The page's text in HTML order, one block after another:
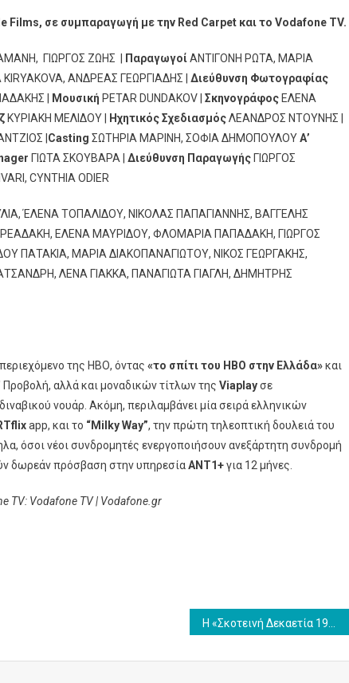
Films, σε συμπαραγωγή με την Red Carpet και το Vodafone TV.
ΓΙΩΡΓΟΣ ΖΩΗΣ | ΠαραγωγοίΑΝΤΙΓΟΝΗ ΡΩΤΑ, ΜΑΡΙΑ
KIRYAKOVA, ΑΝΔΡΕΑΣ ΓΕΩΡΓΙΑΔΗΣ | Διεύθυνση Φωτογραφίας
| Μουσική PETAR DUNDAKOV | Σκηνογράφος ΕΛΕΝΑ
ΚΥΡΙΑΚΗ ΜΕΛΙΔΟΥ | Ηχητικός ΣχεδιασμόςΛΕΑΝΔΡΟΣ ΝΤΟΥΝΗΣ |
| Casting ΣΩΤΗΡΙΑ ΜΑΡΙΝΗ, ΣΟΦΙΑ ΔΗΜΟΠΟΥΛΟΥΑ’
ΓΙΩΤΑ ΣΚΟΥΒΑΡΑ | Διεύθυνση Παραγωγής ΓΙΩΡΓΟΣ
CYNTHIA ODIER
ΈΛΕΝΑ ΤΟΠΑΛΙΔΟΥ, ΝΙΚΟΛΑΣ ΠΑΠΑΓΙΑΝΝΗΣ, ΒΑΓΓΕΛΗΣ
ΕΛΕΝΑ ΜΑΥΡΙΔΟΥ, ΦΛΟΜΑΡΙΑ ΠΑΠΑΔΑΚΗ, ΓΙΩΡΓΟΣ
ΠΑΤΑΚΙΑ, ΜΑΡΙΑ ΔΙΑΚΟΠΑΝΑΓΙΩΤΟΥ, ΝΙΚΟΣ ΓΕΩΡΓΑΚΗΣ,
ΛΕΝΑ ΓΙΑΚΚΑ, ΠΑΝΑΓΙΩΤΑ ΓΙΑΓΛΗ, ΔΗΜΗΤΡΗΣ
της ΗΒΟ, όντας «το σπίτι του ΗΒΟ στην Ελλάδα»και
Προβολή, αλλά και μοναδικών τίτλων της Viaplayσε
νουάρ. Ακόμη, περιλαμβάνει μία σειρά ελληνικών
app, και το “MilkyWay”, την πρώτη τηλεοπτική δουλειά του
όσοι νέοι συνδρομητές ενεργοποιήσουν ανεξάρτητη συνδρομή
δωρεάν πρόσβαση στην υπηρεσίαΑΝΤ1+για 12 μήνες.
TV: Vodafone TV| Vodafone.gr
Η «Σκοτεινή Δεκαετία 1964-1974» του Αλέξη Παπαχελά αυτή τη Δευτέρα 18 Νοεμβρίου, στις 21.00